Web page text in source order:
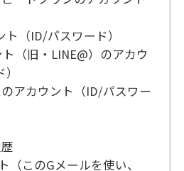
（ID/パスワード）
（旧・LINE@）のアカウ
アカウント（ID/パスワー
（このGメールを使い、